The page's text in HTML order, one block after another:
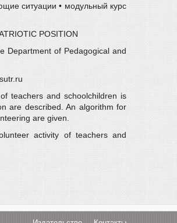
ситуации • модульный курс
POSITION
Department of Pedagogical and
teachers and schoolchildren is
are described. An algorithm for
are given.
activity of teachers and